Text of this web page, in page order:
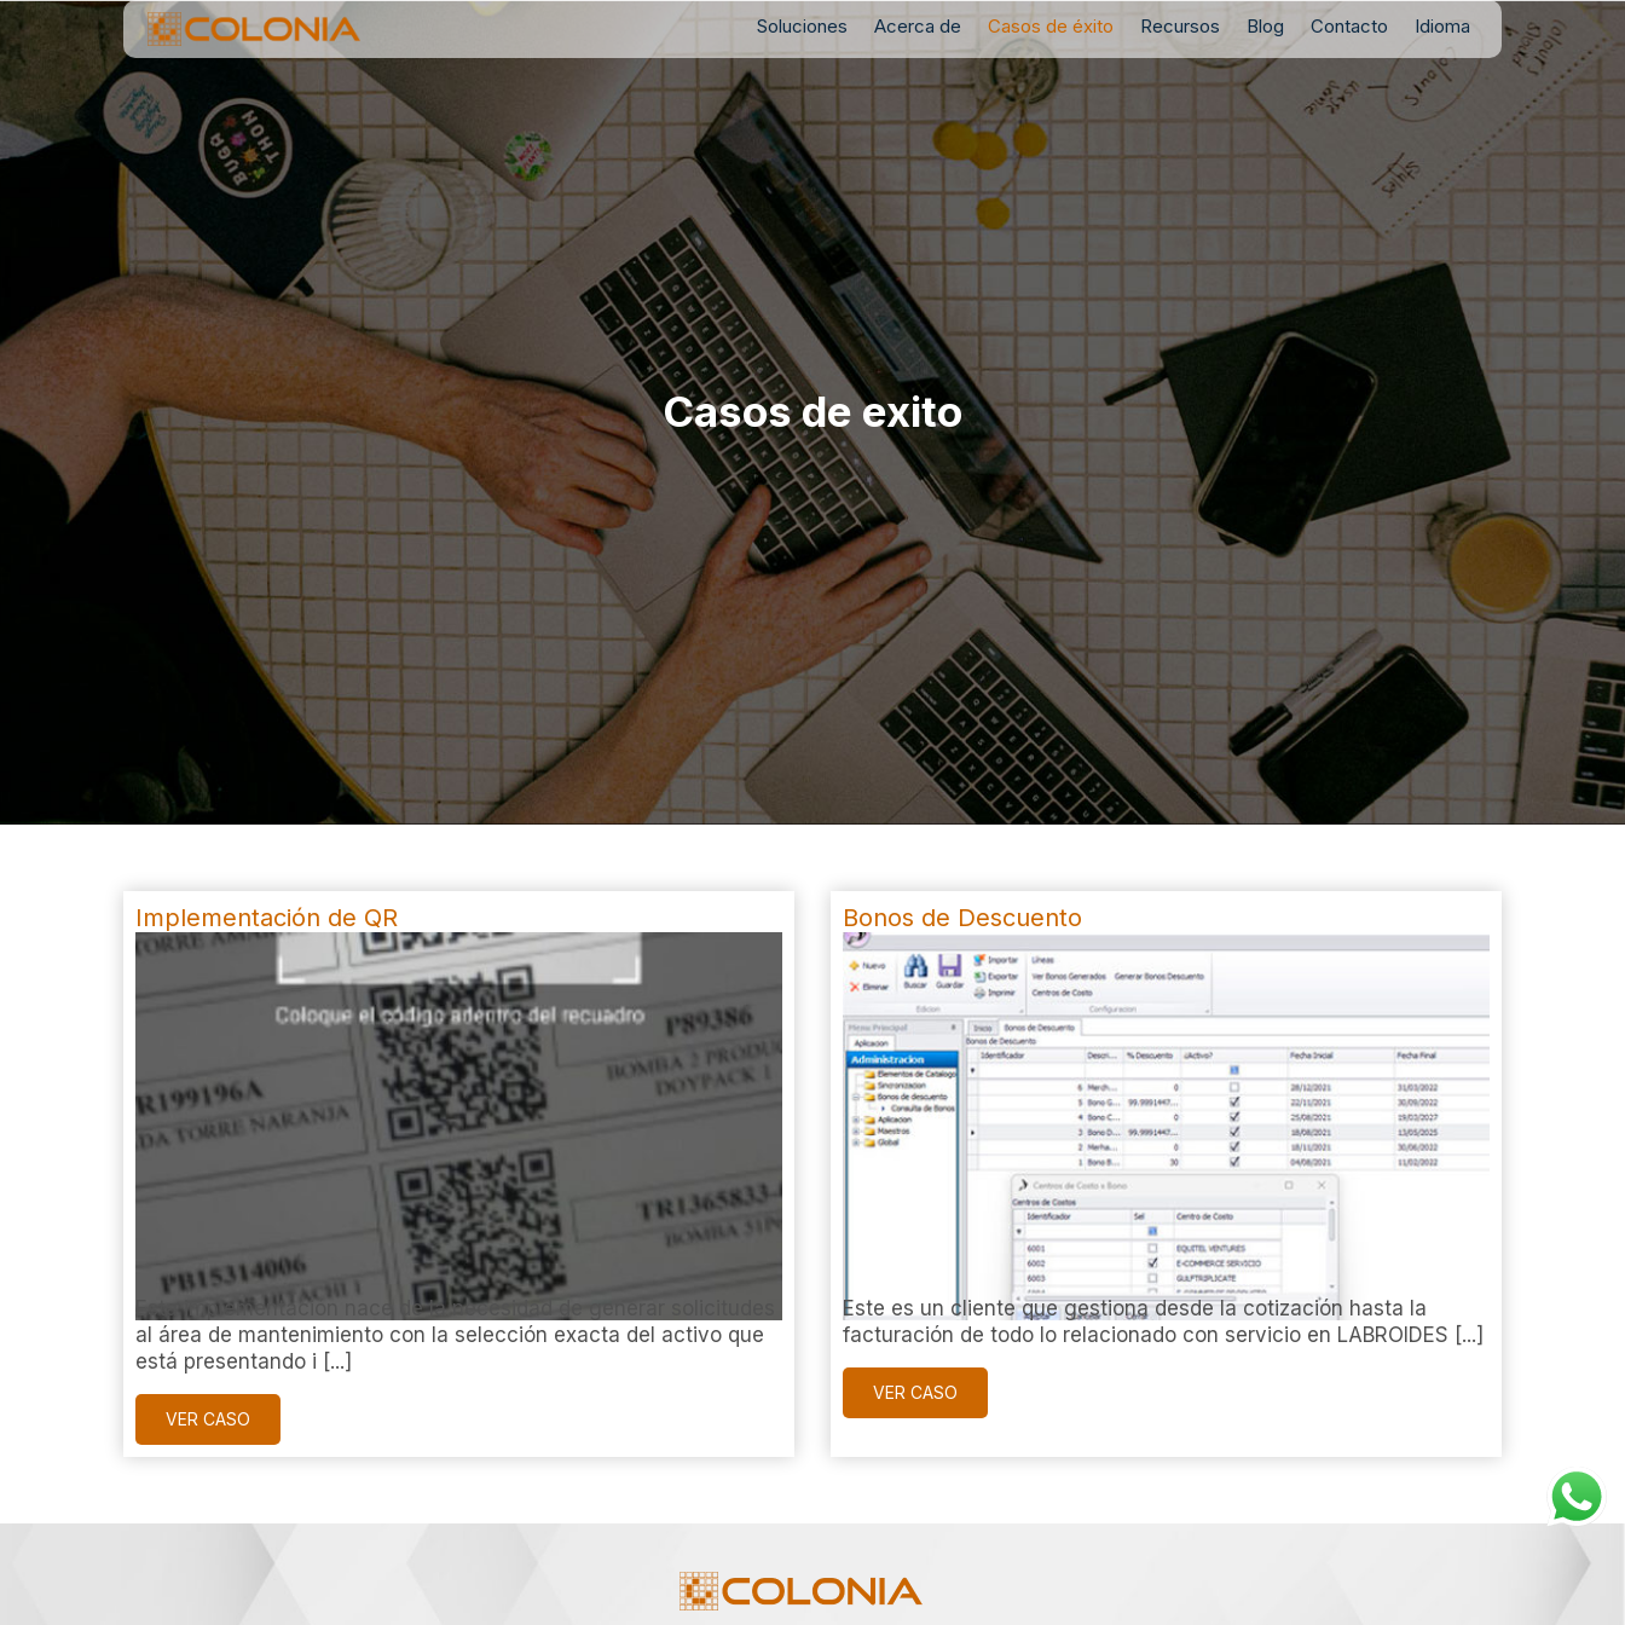
Soluciones Acerca de Casos de éxito Recursos Blog Contacto Idioma
Casos de exito
Implementación de QR
Esta implementación nace de la necesidad de generar solicitudes
al área de mantenimiento con la selección exacta del activo que
está presentando i [...]
VER CASO
Bonos de Descuento
Este es un cliente que gestiona desde la cotización hasta la
facturación de todo lo relacionado con servicio en LABROIDES [...]
VER CASO